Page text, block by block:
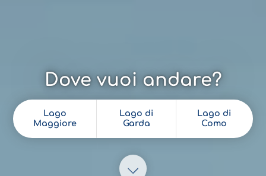
Dove vuoi andare?
Lago
Maggiore
Lago di
Garda
Lago di
Como